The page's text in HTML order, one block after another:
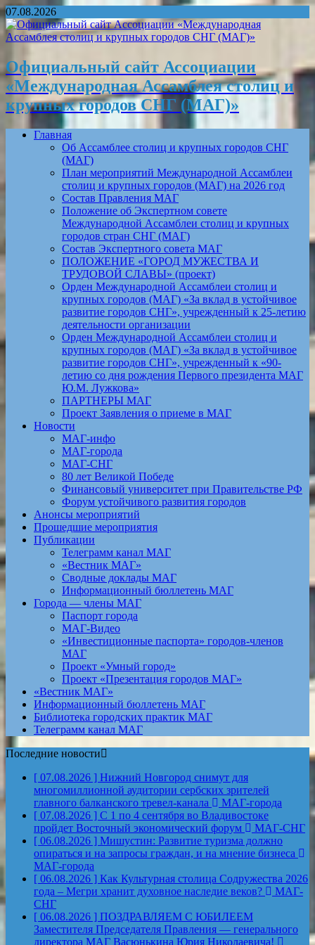
07.08.2026
Официальный сайт Ассоциации
«Международная Ассамблея столиц и
крупных городов СНГ (МАГ)»
Главная
Об Ассамблее столиц и крупных городов СНГ
(МАГ)
План мероприятий Международной Ассамблеи
столиц и крупных городов (МАГ) на 2026 год
Состав Правления МАГ
Положение об Экспертном совете
Международной Ассамблеи столиц и крупных
городов стран СНГ (МАГ)
Состав Экспертного совета МАГ
ПОЛОЖЕНИЕ «ГОРОД МУЖЕСТВА И
ТРУДОВОЙ СЛАВЫ» (проект)
Орден Международной Ассамблеи столиц и
крупных городов (МАГ) «За вклад в устойчивое
развитие городов СНГ», учрежденный к 25-летию
деятельности организации
Орден Международной Ассамблеи столиц и
крупных городов (МАГ) «За вклад в устойчивое
развитие городов СНГ», учрежденный к «90-
летию со дня рождения Первого президента МАГ
Ю.М. Лужкова»
ПАРТНЕРЫ МАГ
Проект Заявления о приеме в МАГ
Новости
МАГ-инфо
МАГ-города
МАГ-СНГ
80 лет Великой Победе
Финансовый университет при Правительстве РФ
Форум устойчивого развития городов
Анонсы мероприятий
Прошедшие мероприятия
Публикации
Телеграмм канал МАГ
«Вестник МАГ»
Сводные доклады МАГ
Информационный бюллетень МАГ
Города — члены МАГ
Паспорт города
МАГ-Видео
«Инвестиционные паспорта» городов-членов
МАГ
Проект «Умный город»
Проект «Презентация городов МАГ»
«Вестник МАГ»
Информационный бюллетень МАГ
Библиотека городских практик МАГ
Телеграмм канал МАГ
Последние новости
[ 07.08.2026 ] Нижний Новгород снимут для
многомиллионной аудитории сербских зрителей
главного балканского тревел-канала
МАГ-города
[ 07.08.2026 ] С 1 по 4 сентября во Владивостоке
пройдет Восточный экономический форум
МАГ-СНГ
[ 06.08.2026 ] Мишустин: Развитие туризма должно
опираться и на запросы граждан, и на мнение бизнеса
МАГ-города
[ 06.08.2026 ] Как Культурная столица Содружества 2026
года – Мегри хранит духовное наследие веков?
МАГ-
СНГ
[ 06.08.2026 ] ПОЗДРАВЛЯЕМ С ЮБИЛЕЕМ
Заместителя Председателя Правления — генерального
директора МАГ Васюнькина Юрия Николаевича!